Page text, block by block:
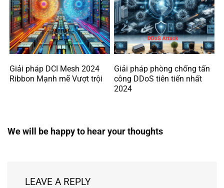
Giải pháp DCI Mesh 2024
Ribbon Mạnh mẽ Vượt trội
Giải pháp phòng chống tấn
công DDoS tiên tiến nhất
2024
We will be happy to hear your thoughts
LEAVE A REPLY